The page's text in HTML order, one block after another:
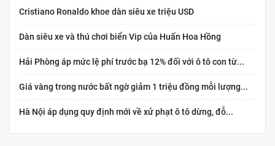
Cristiano Ronaldo khoe dàn siêu xe triệu USD
Dàn siêu xe và thú chơi biển Vip của Huấn Hoa Hồng
Hải Phòng áp mức lệ phí trước bạ 12% đối với ô tô con từ...
Giá vàng trong nước bất ngờ giảm 1 triệu đồng mỗi lượng...
Hà Nội áp dụng quy định mới về xử phạt ô tô dừng, đỗ...